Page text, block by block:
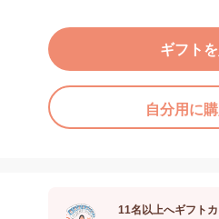
ギフト
自分用に
11名以上へギフト